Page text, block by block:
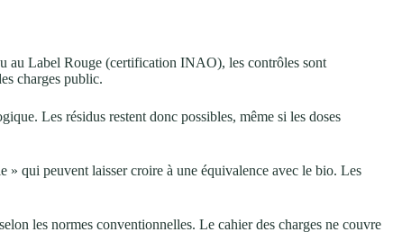
au Label Rouge (certification INAO), les contrôles sont
charges public.
Les résidus restent donc possibles, même si les doses
» qui peuvent laisser croire à une équivalence avec le bio. Les
les normes conventionnelles. Le cahier des charges ne couvre